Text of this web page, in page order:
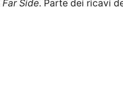
Far Side. Parte dei ricavi